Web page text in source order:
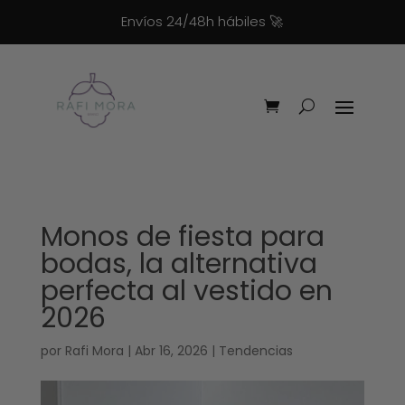
Envíos 24/48h hábiles 🚀
Monos de fiesta para
bodas, la alternativa
perfecta al vestido en
2026
por Rafi Mora | Abr 16, 2026 | Tendencias